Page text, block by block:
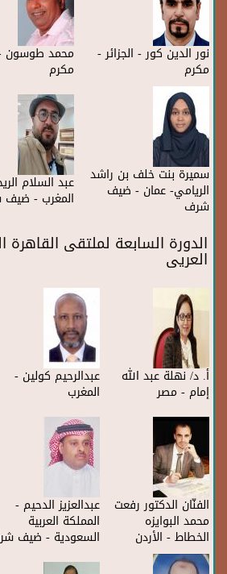
نور الدين كور - الجزائر -
مكرم
محمد طوسون
مكرم
سميرة بنت خلف بن راشد
الريامي- عمان - ضيف
شرف
عبد السلام
المغرب - ضيف
الدورة السابعة لملتقى
العريى
أ. د/ نهلة عبد الله
إمام - مصر
عبدالرحيم كولين -
المغرب
الفنّان الدكتور رفعت
محمد البوايزه
الخطاط - الأردن
عبدالعزيز الدحيم -
المملكة العربية
السعودية - ضيف شرف